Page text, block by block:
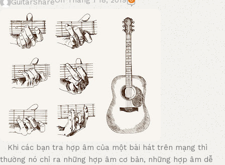
GuitarShare
Khi các bạn tra hợp âm của một bài hát trên mạng thì
thường nó chỉ ra những hợp âm cơ bản, những hợp âm dễ